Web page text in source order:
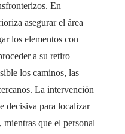
En
asegurar el área
los elementos con
a su retiro
los caminos, las
La intervención
decisiva para localizar
que el personal